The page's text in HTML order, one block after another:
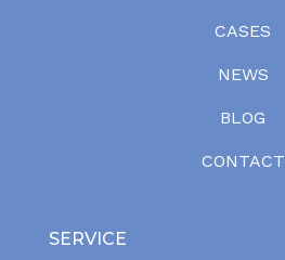
CASES
NEWS
BLOG
CONTACT
SERVICE